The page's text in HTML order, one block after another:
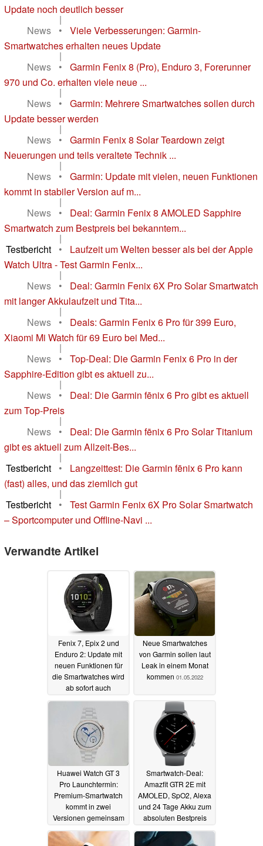
Update noch deutlich besser
|
News
•
Viele Verbesserungen: Garmin-
Smartwatches erhalten neues Update
|
News
•
Garmin Fenix 8 (Pro), Enduro 3, Forerunner
970 und Co. erhalten viele neue ...
|
News
•
Garmin: Mehrere Smartwatches sollen durch
Update besser werden
|
News
•
Garmin Fenix 8 Solar Teardown zeigt
Neuerungen und teils veraltete Technik ...
|
News
•
Garmin: Update mit vielen, neuen Funktionen
kommt in stabiler Version auf m...
|
News
•
Deal: Garmin Fenix 8 AMOLED Sapphire
Smartwatch zum Bestpreis bei bekanntem...
|
Testbericht
•
Laufzeit um Welten besser als bei der Apple
Watch Ultra - Test Garmin Fenix...
|
News
•
Deal: Garmin Fenix 6X Pro Solar Smartwatch
mit langer Akkulaufzeit und Tita...
|
News
•
Deals: Garmin Fenix 6 Pro für 399 Euro,
Xiaomi Mi Watch für 69 Euro bei Med...
|
News
•
Top-Deal: Die Garmin Fenix 6 Pro in der
Sapphire-Edition gibt es aktuell zu...
|
News
•
Deal: Die Garmin fēnix 6 Pro gibt es aktuell
zum Top-Preis
|
News
•
Deal: Die Garmin fēnix 6 Pro Solar Titanium
gibt es aktuell zum Allzeit-Bes...
|
Testbericht
•
Langzeittest: Die Garmin fēnix 6 Pro kann
(fast) alles, und das ziemlich gut
|
Testbericht
•
Test Garmin Fenix 6X Pro Solar Smartwatch
– Sportcomputer und Offline-Navi ...
Verwandte Artikel
Fenix 7, Epix 2 und
Enduro 2: Update mit
neuen Funktionen für
die Smartwatches wird
ab sofort auch
automatisch verteilt
29.10.2022
Neue Smartwatches
von Garmin sollen laut
Leak in einem Monat
kommen 01.05.2022
Huawei Watch GT 3
Pro Launchtermin:
Premium-Smartwatch
kommt in zwei
Versionen gemeinsam
mit Mate Xs 2 und
Band 722.04.2022
Smartwatch-Deal:
Amazfit GTR 2E mit
AMOLED, SpO2, Alexa
und 24 Tage Akku zum
absoluten Bestpreis
unter 70 Euro22.04.2022